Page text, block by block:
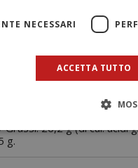
LATTE (CACAO MIN.
pasta di cacao,
FRUTTA A GUSCIO E
medi per 100 g):
Grassi: 26,2 g (di cui:
g.
NECESSARI
ACCETTA TUTTO